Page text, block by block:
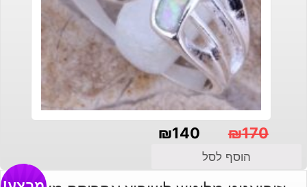
₪170
המקורי
₪140
הנוכחי
הוסף לסל